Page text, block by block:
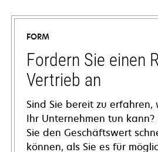
FORM
Fordern Sie einen
Vertrieb an
Sind Sie bereit zu erfahren,
Ihr Unternehmen tun kann?
Sie den Geschäftswert
können, als Sie es für